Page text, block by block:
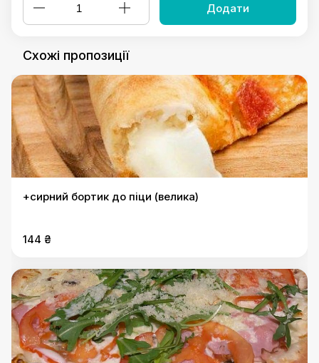
Додати
Схожі пропозиції
+сирний бортик до піци (велика)
144 ₴